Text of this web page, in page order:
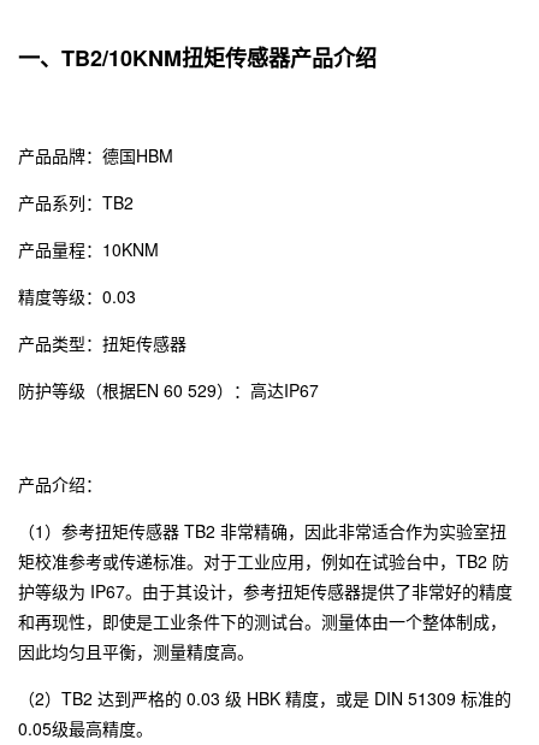
一、TB2/10KNM扭矩传感器产品介绍
产品品牌： 德国HBM
产品系列：TB2
产品量程：10KNM
精度等级：0.03
产品类型：扭矩传感器
防护等级（根据EN 60 529）：高达IP67
产品介绍：
（1）参考扭矩传感器 TB2 非常精确，因此非常适合作为实验室扭
矩校准参考或传递标准。对于工业应用，例如在试验台中，TB2 防
护等级为 IP67。由于其设计，参考扭矩传感器提供了非常好的精度
和再现性，即使是工业条件下的测试台。测量体由一个整体制成，
因此均匀且平衡，测量精度高。
（2）TB2 达到严格的 0.03 级 HBK 精度，或是 DIN 51309 标准的
0.05级最高精度。